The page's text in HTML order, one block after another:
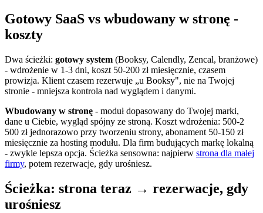
Gotowy SaaS vs wbudowany w stronę -
koszty
Dwa ścieżki: gotowy system (Booksy, Calendly, Zencal, branżowe)
- wdrożenie w 1-3 dni, koszt 50-200 zł miesięcznie, czasem
prowizja. Klient czasem rezerwuje „u Booksy", nie na Twojej
stronie - mniejsza kontrola nad wyglądem i danymi.
Wbudowany w stronę - moduł dopasowany do Twojej marki,
dane u Ciebie, wygląd spójny ze stroną. Koszt wdrożenia: 500-2
500 zł jednorazowo przy tworzeniu strony, abonament 50-150 zł
miesięcznie za hosting modułu. Dla firm budujących markę lokalną
- zwykle lepsza opcja. Ścieżka sensowna: najpierw strona dla małej
firmy, potem rezerwacje, gdy urośniesz.
Ścieżka: strona teraz → rezerwacje, gdy
urośniesz